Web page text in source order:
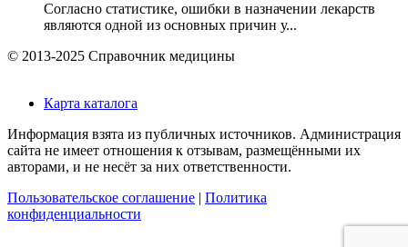
Согласно статистике, ошибки в назначении лекарств
являются одной из основных причин у...
© 2013-2025 Справочник медицины
Карта каталога
Информация взята из публичных источников. Администрация
сайта не имеет отношения к отзывам, размещёнными их
авторами, и не несёт за них ответственности.
Пользовательское соглашение
Политика
конфиденциальности